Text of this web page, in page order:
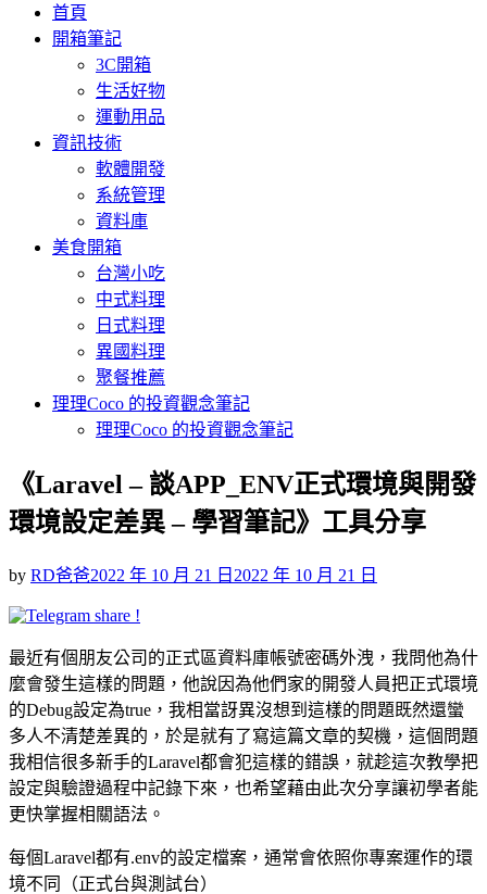
首頁
開箱筆記
3C開箱
生活好物
運動用品
資訊技術
軟體開發
系統管理
資料庫
美食開箱
台灣小吃
中式料理
日式料理
異國料理
聚餐推薦
理理Coco 的投資觀念筆記
理理Coco 的投資觀念筆記
《Laravel – 談APP_ENV正式環境與開發
環境設定差異 – 學習筆記》工具分享
by RD爸爸Posted
on
2022 年 10 月 21 日 2022 年 10 月 21 日
最近有個朋友公司的正式區資料庫帳號密碼外洩，我問他為什
麼會發生這樣的問題，他說因為他們家的開發人員把正式環境
的Debug設定為true，我相當訝異沒想到這樣的問題既然還蠻
多人不清楚差異的，於是就有了寫這篇文章的契機，這個問題
我相信很多新手的Laravel都會犯這樣的錯誤，就趁這次教學把
設定與驗證過程中記錄下來，也希望藉由此次分享讓初學者能
更快掌握相關語法。
每個Laravel都有.env的設定檔案，通常會依照你專案運作的環
境不同（正式台與測試台）